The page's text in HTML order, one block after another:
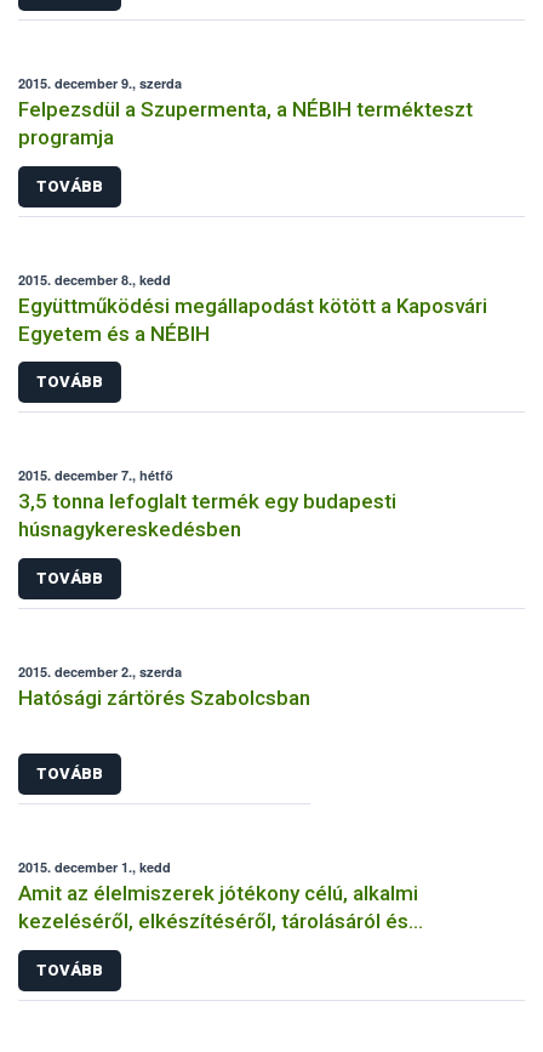
2015. december 9., szerda
Felpezsdül a Szupermenta, a NÉBIH termékteszt
programja
TOVÁBB
2015. december 8., kedd
Együttműködési megállapodást kötött a Kaposvári
Egyetem és a NÉBIH
TOVÁBB
2015. december 7., hétfő
3,5 tonna lefoglalt termék egy budapesti
húsnagykereskedésben
TOVÁBB
2015. december 2., szerda
Hatósági zártörés Szabolcsban
TOVÁBB
2015. december 1., kedd
Amit az élelmiszerek jótékony célú, alkalmi
kezeléséről, elkészítéséről, tárolásáról és
felszolgálásáról tudni érdemes
TOVÁBB